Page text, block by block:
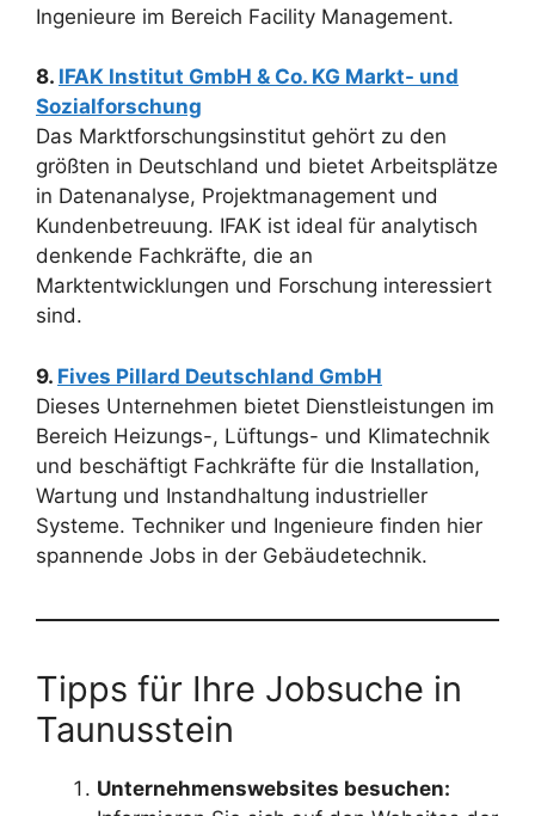
Ingenieure im Bereich Facility Management.
8. IFAK Institut GmbH & Co. KG Markt- und
Sozialforschung
Das Marktforschungsinstitut gehört zu den
größten in Deutschland und bietet Arbeitsplätze
in Datenanalyse, Projektmanagement und
Kundenbetreuung. IFAK ist ideal für analytisch
denkende Fachkräfte, die an
Marktentwicklungen und Forschung interessiert
sind.
9. Fives Pillard Deutschland GmbH
Dieses Unternehmen bietet Dienstleistungen im
Bereich Heizungs-, Lüftungs- und Klimatechnik
und beschäftigt Fachkräfte für die Installation,
Wartung und Instandhaltung industrieller
Systeme. Techniker und Ingenieure finden hier
spannende Jobs in der Gebäudetechnik.
Tipps für Ihre Jobsuche in
Taunusstein
Unternehmenswebsites besuchen: